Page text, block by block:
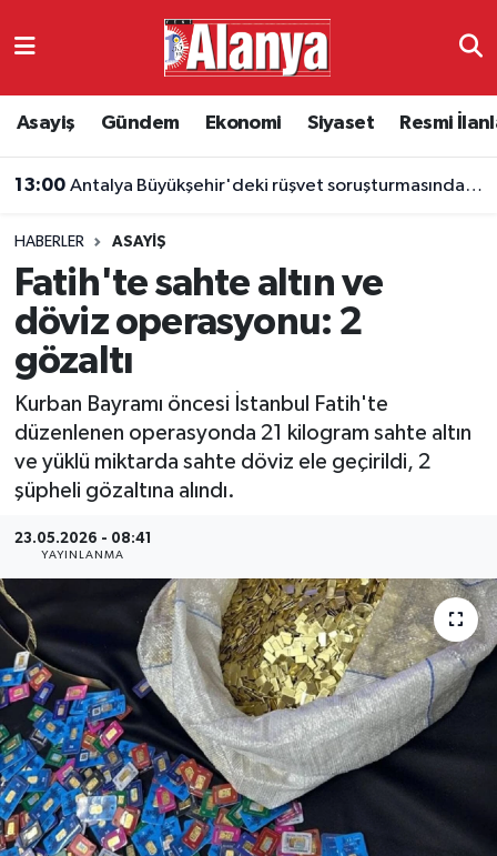
Asayiş Gündem Ekonomi Siyaset Resmi
13:00 Antalya Büyükşehir'deki rüşvet soruşturmasında iki şüpheli yeniden gözaltına alındı
HABERLER ASAYIŞ
Fatih'te sahte altın ve
döviz operasyonu: 2
gözaltı
Kurban Bayramı öncesi İstanbul Fatih'te
düzenlenen operasyonda 21 kilogram sahte altın
ve yüklü miktarda sahte döviz ele geçirildi, 2
şüpheli gözaltına alındı.
23.05.2026 - 08:41
YAYINLANMA
Ekonomi
Resmi İlanlar
Alanyaspor
Turizm
E-Gazete
Antalya Namaz Vakitleri
Antalya Trafik Yoğunluk Haritası
Süper Lig Puan Durumu ve Fikstür
Tüm Manşetler
Son Dakika Haberleri
Haber Arşivi